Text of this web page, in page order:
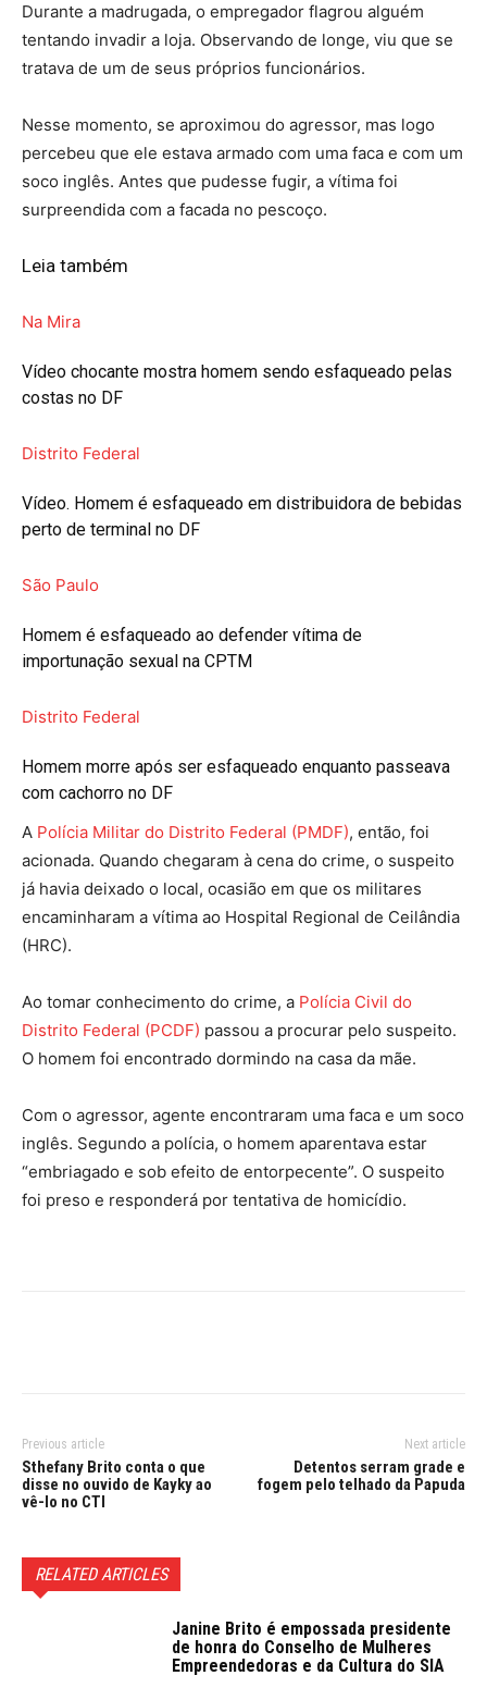
Durante a madrugada, o empregador flagrou alguém
tentando invadir a loja. Observando de longe, viu que se
tratava de um de seus próprios funcionários.
Nesse momento, se aproximou do agressor, mas logo
percebeu que ele estava armado com uma faca e com um
soco inglês. Antes que pudesse fugir, a vítima foi
surpreendida com a facada no pescoço.
Leia também
Na Mira
Vídeo chocante mostra homem sendo esfaqueado pelas
costas no DF
Distrito Federal
Vídeo. Homem é esfaqueado em distribuidora de bebidas
perto de terminal no DF
São Paulo
Homem é esfaqueado ao defender vítima de
importunação sexual na CPTM
Distrito Federal
Homem morre após ser esfaqueado enquanto passeava
com cachorro no DF
A Polícia Militar do Distrito Federal (PMDF), então, foi
acionada. Quando chegaram à cena do crime, o suspeito
já havia deixado o local, ocasião em que os militares
encaminharam a vítima ao Hospital Regional de Ceilândia
(HRC).
Ao tomar conhecimento do crime, a Polícia Civil do
Distrito Federal (PCDF) passou a procurar pelo suspeito.
O homem foi encontrado dormindo na casa da mãe.
Com o agressor, agente encontraram uma faca e um soco
inglês. Segundo a polícia, o homem aparentava estar
“embriagado e sob efeito de entorpecente”. O suspeito
foi preso e responderá por tentativa de homicídio.
Previous article
Sthefany Brito conta o que
disse no ouvido de Kayky ao
vê-lo no CTI
Next article
Detentos serram grade e
fogem pelo telhado da Papuda
RELATED ARTICLES
Janine Brito é empossada presidente
de honra do Conselho de Mulheres
Empreendedoras e da Cultura do SIA